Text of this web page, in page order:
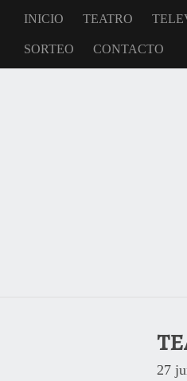
INICIO TEATRO
SORTEO CONTACTO
27